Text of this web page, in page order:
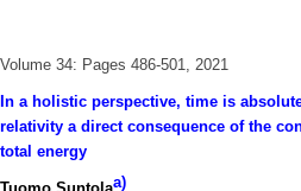
Volume 34: Pages 486-501, 2021
In a holistic perspective, time is
relativity a direct consequence of the
total energy
a)